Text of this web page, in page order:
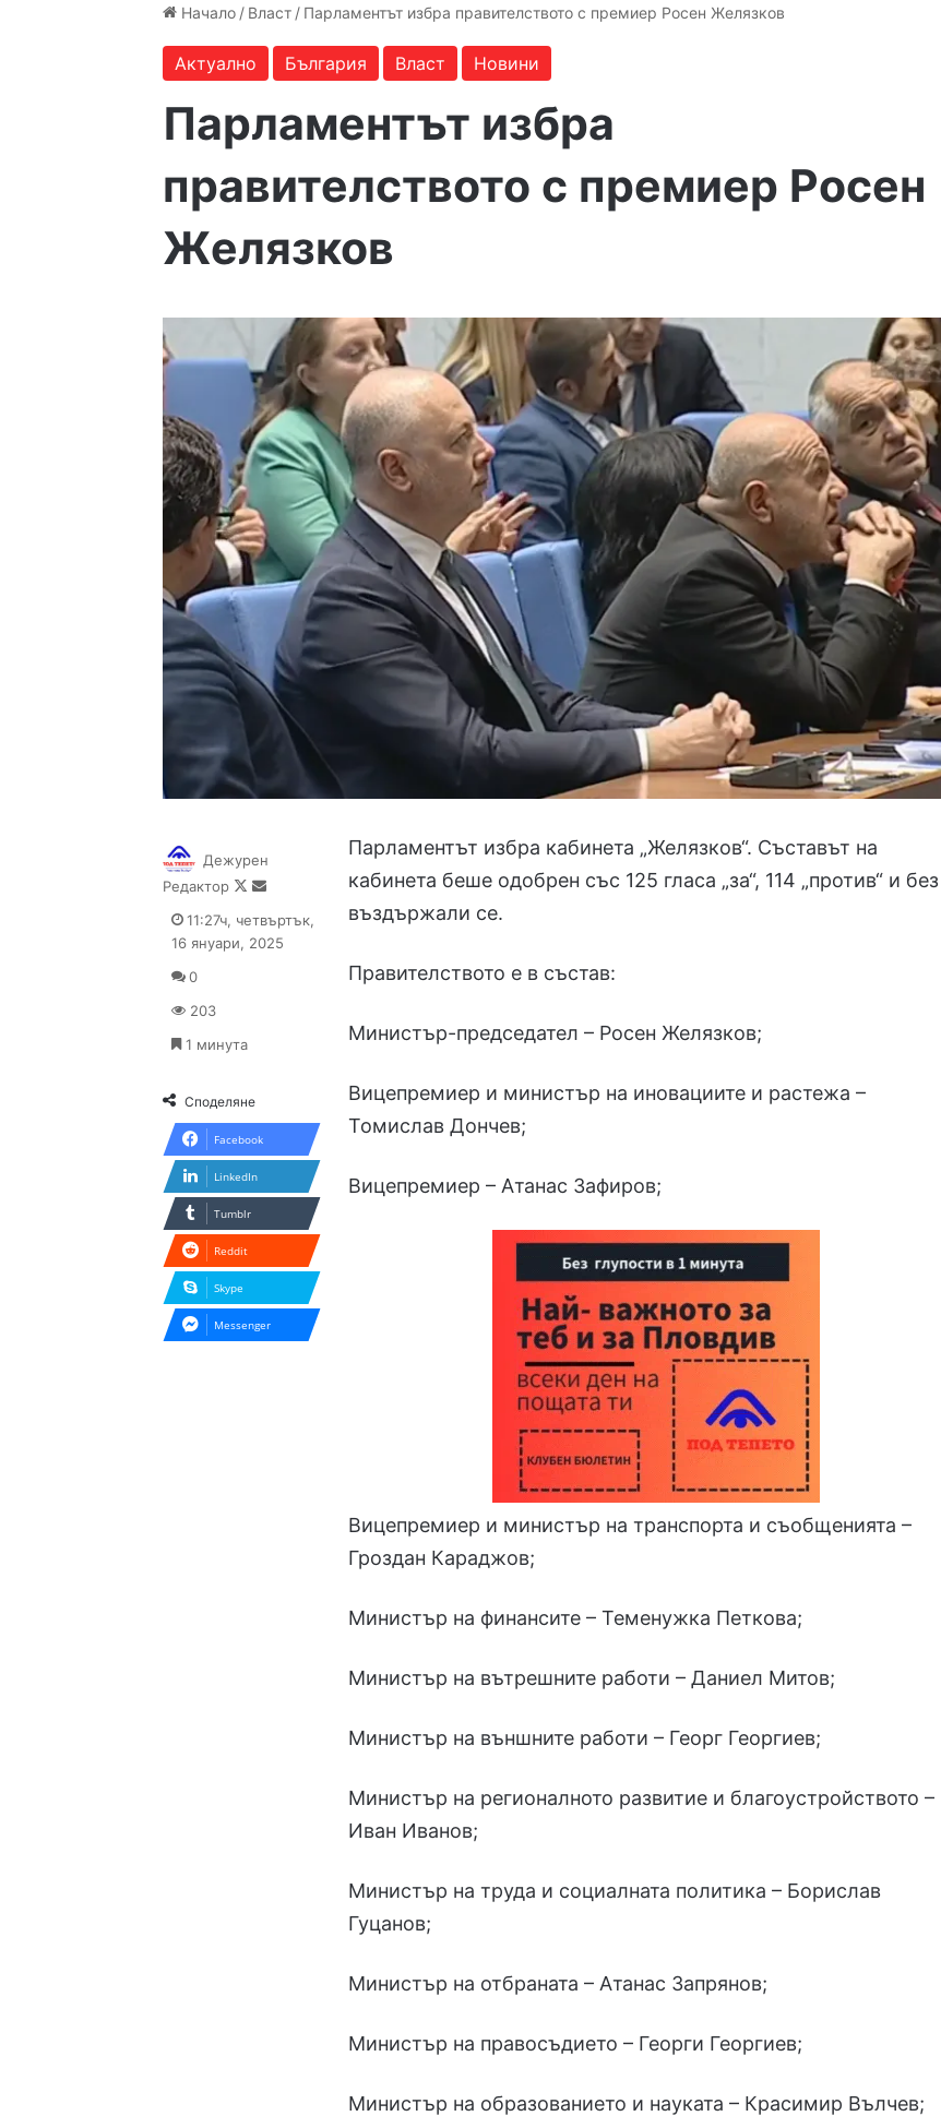
Начало / Власт / Парламентът избра правителството с премиер Росен Желязков
Актуално България Власт Новини
Парламентът избра
правителството с премиер Росен
Желязков
Парламентът избра кабинета „Желязков“. Съставът на
кабинета беше одобрен със 125 гласа „за“, 114 „против“ и без
въздържали се.
Правителството е в състав:
Министър-председател – Росен Желязков;
Вицепремиер и министър на иновациите и растежа –
Томислав Дончев;
Вицепремиер – Атанас Зафиров;
Вицепремиер и министър на транспорта и съобщенията –
Гроздан Караджов;
Министър на финансите – Теменужка Петкова;
Министър на вътрешните работи – Даниел Митов;
Министър на външните работи – Георг Георгиев;
Министър на регионалното развитие и благоустройството –
Иван Иванов;
Министър на труда и социалната политика – Борислав
Гуцанов;
Министър на отбраната – Атанас Запрянов;
Министър на правосъдието – Георги Георгиев;
Министър на образованието и науката – Красимир Вълчев;
Дежурен
Редактор
Follow
X
Send
email
11:27ч, четвъртък,
16 януари, 2025
0
203
1 минута
Споделяне
Facebook
LinkedIn
Tumblr
Reddit
Skype
Messenger